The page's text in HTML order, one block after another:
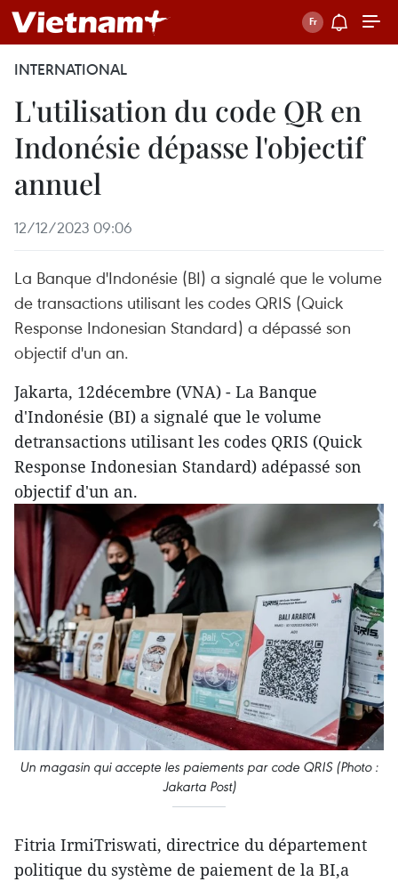
INTERNATIONAL
L'utilisation du code QR en
Indonésie dépasse l'objectif
annuel
12/12/2023 09:06
La Banque d'Indonésie (BI) a signalé que le volume
de transactions utilisant les codes QRIS (Quick
Response Indonesian Standard) a dépassé son
objectif d'un an.
Jakarta, 12décembre (VNA) - La Banque
d'Indonésie (BI) a signalé que le volume
detransactions utilisant les codes QRIS (Quick
Response Indonesian Standard) adépassé son
objectif d'un an.
Un magasin qui accepte les paiements par code QRIS (Photo :
Jakarta Post)
Fitria IrmiTriswati, directrice du département
politique du système de paiement de la BI,a